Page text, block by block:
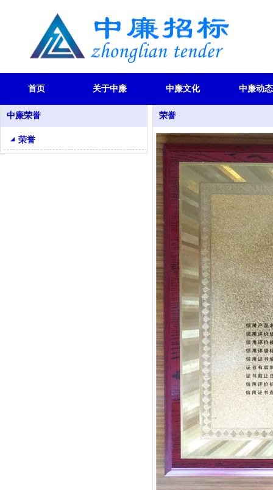
首页 关于中廉 中廉文化 中廉动态
中廉荣誉
荣誉
荣誉